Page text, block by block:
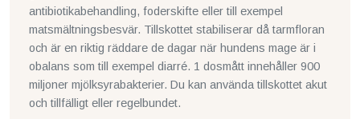
antibiotikabehandling, foderskifte eller till exempel
matsmältningsbesvär. Tillskottet stabiliserar då tarmfloran
och är en riktig räddare de dagar när hundens mage är i
obalans som till exempel diarré. 1 dosmått innehåller 900
miljoner mjölksyrabakterier. Du kan använda tillskottet akut
och tillfälligt eller regelbundet.